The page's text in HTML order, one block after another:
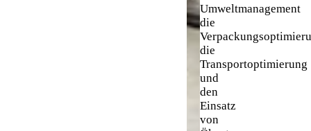
Umweltmanagement
die
die
Transportoptimierung
und
den
Einsatz
von